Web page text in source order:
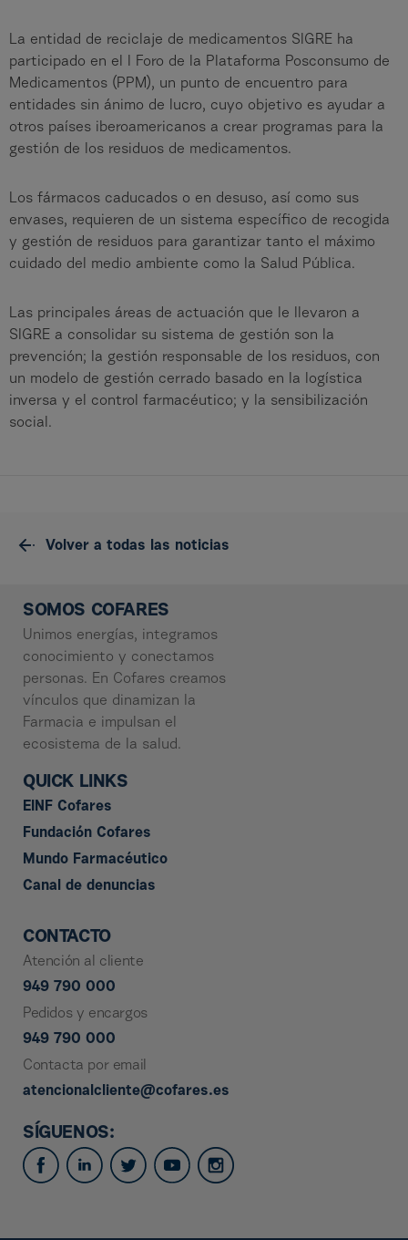
La entidad de reciclaje de medicamentos SIGRE ha
participado en el I Foro de la Plataforma Posconsumo de
Medicamentos (PPM), un punto de encuentro para
entidades sin ánimo de lucro, cuyo objetivo es ayudar a
otros países iberoamericanos a crear programas para la
gestión de los residuos de medicamentos.
Los fármacos caducados o en desuso, así como sus
envases, requieren de un sistema específico de recogida
y gestión de residuos para garantizar tanto el máximo
cuidado del medio ambiente como la Salud Pública.
Las principales áreas de actuación que le llevaron a
SIGRE a consolidar su sistema de gestión son la
prevención; la gestión responsable de los residuos, con
un modelo de gestión cerrado basado en la logística
inversa y el control farmacéutico; y la sensibilización
social.
Volver a todas las noticias
SOMOS COFARES
Unimos energías, integramos
conocimiento y conectamos
personas. En Cofares creamos
vínculos que dinamizan la
Farmacia e impulsan el
ecosistema de la salud.
QUICK LINKS
EINF Cofares
Fundación Cofares
Mundo Farmacéutico
Canal de denuncias
CONTACTO
Atención al cliente
949 790 000
Pedidos y encargos
949 790 000
Contacta por email
atencionalcliente@cofares.es
SÍGUENOS: